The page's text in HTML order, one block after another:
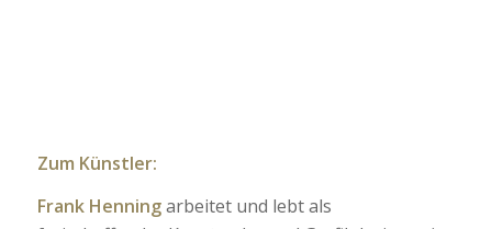
Zum Künstler:
Frank Henningarbeitet und lebt als